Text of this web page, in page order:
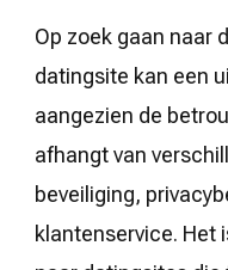
Op zoek gaan naar
datingsite kan een
aangezien de
afhangt van
beveiliging,
klantenservice. Het